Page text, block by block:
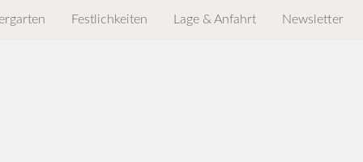
Festlichkeiten Lage & Anfahrt Newsletter